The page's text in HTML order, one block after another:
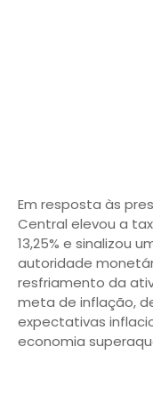
Em resposta às
Central elevou a
13,25% e sinalizou
autoridade
resfriamento da
meta de inflação,
expectativas
economia